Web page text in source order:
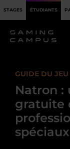
STAGES ÉTUDIANTS
GUIDE DU
Natron :
gratuite
spéciaux